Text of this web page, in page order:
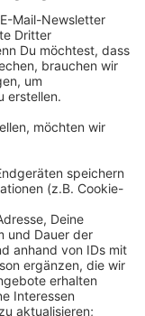
Der DFB
aus, weil er
ins Leben
von